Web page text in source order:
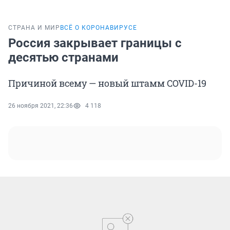
СТРАНА И МИР ВСЁ О КОРОНАВИРУСЕ
Россия закрывает границы с
десятью странами
Причиной всему — новый штамм COVID-19
26 ноября 2021, 22:36 4 118